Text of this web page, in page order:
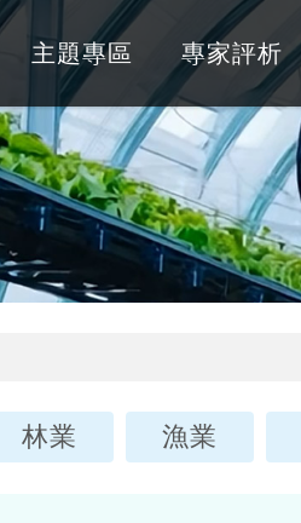
主題專區 專家評析
林業 漁業